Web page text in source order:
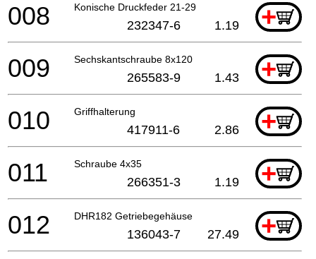
Konische Druckfeder 21-29 +
008 232347-6 1.19
Sechskantschraube 8x120 +
009 265583-9 1.43
Griffhalterung +
010 417911-6 2.86
Schraube 4x35 +
011 266351-3 1.19
DHR182 Getriebegehäuse +
012 136043-7 27.49